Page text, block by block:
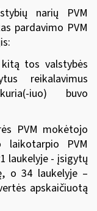
narių PVM
pardavimo PVM
tos valstybės
reikalavimus
iuo) buvo
PVM mokėtojo
laikotarpio PVM
laukelyje - įsigytų
o 34 laukelyje –
apskaičiuotą